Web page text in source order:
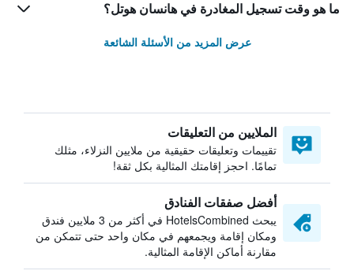
ما هو وقت تسجيل المغادرة في هانسان هوتل؟
عرض المزيد من الأسئلة الشائعة
الملايين من التعليقات
تقييمات وتعليقات حقيقية من ملايين النزلاء، مثلك
تمامًا. احجز إقامتك المثالية بكل ثقة!
أفضل صفقات الفنادق
يبحث HotelsCombined في أكثر من 3 ملايين فندق
ومكان إقامة ويجمعهم في مكان واحد حتى تتمكن من
مقارنة أماكن الإقامة المثالية.